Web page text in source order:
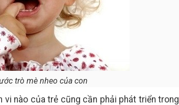
trò mè nheo của con
vi nào của trẻ cũng cần phải phát triển trong